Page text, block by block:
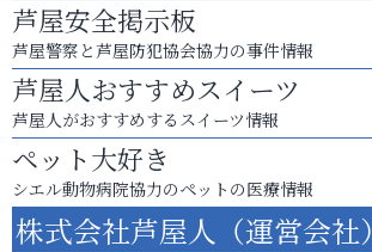
芦屋安全掲示板
芦屋警察と芦屋防犯協会協力の事件情報
芦屋人おすすめスイーツ
芦屋人がおすすめするスイーツ情報
ペット大好き
シエル動物病院協力のペットの医療情報
株式会社芦屋人（運営会社）